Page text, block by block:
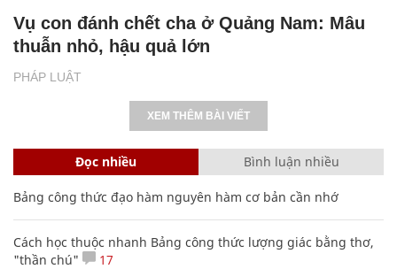
PHÁP LUẬT
Vụ con đánh chết cha ở Quảng Nam: Mâu
thuẫn nhỏ, hậu quả lớn
XEM THÊM BÀI VIẾT
Đọc nhiều Bình luận nhiều
Bảng công thức đạo hàm nguyên hàm cơ bản cần nhớ
Cách học thuộc nhanh Bảng công thức lượng giác bằng thơ,
"thần chú"
17